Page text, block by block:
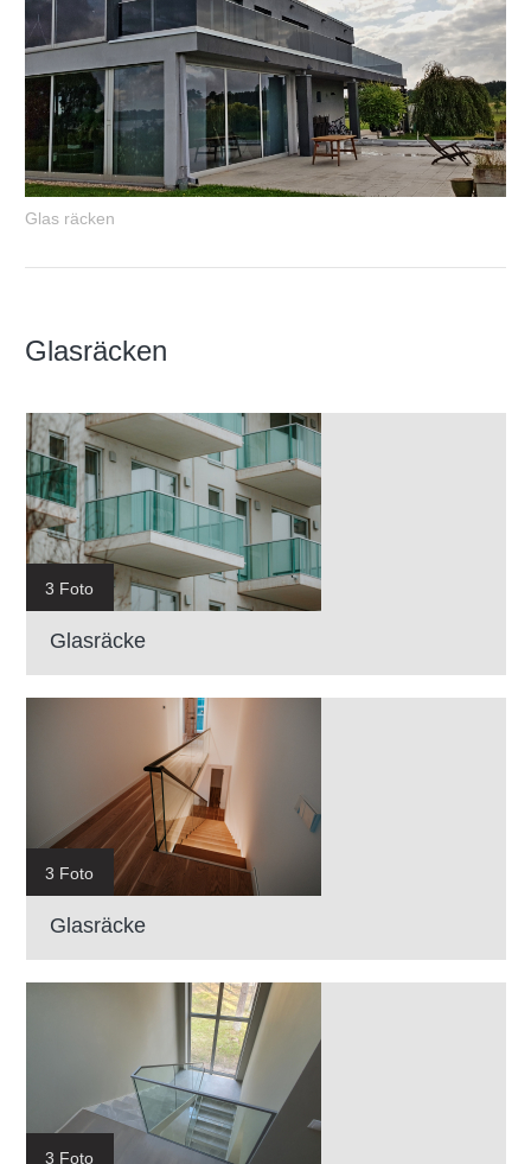
Glas räcken
Glasräcken
3 Foto
Glasräcke
3 Foto
Glasräcke
3 Foto